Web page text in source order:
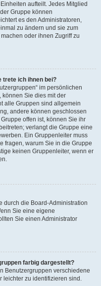
aufteilt. Jedes Mitglied
Gruppe können
es den Administratoren,
zu ändern und sie zum
oder ihnen Zugriff zu
trete ich ihnen bei?
im persönlichen
können Sie dies mit der
alle Gruppen sind allgemein
andere können geschlossen
offen ist, können Sie ihr
verlangt die Gruppe eine
Ein Gruppenleiter muss
fragen, warum Sie in die Gruppe
keinen Gruppenleiter, wenn er
durch die Board-Administration
Sie eine eigene
Sie einen Administrator
farbig dargestellt?
Benutzergruppen verschiedene
leichter zu identifizieren sind.